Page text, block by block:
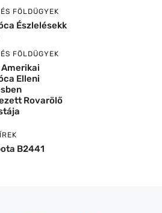
FÖLDÜGYEK
Észlelésekk
FÖLDÜGYEK
Elleni
Rovarölő
B2441